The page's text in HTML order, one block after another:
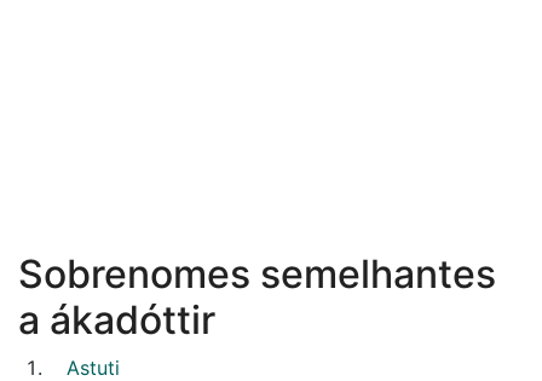
Sobrenomes semelhantes
a ákadóttir
Astuti